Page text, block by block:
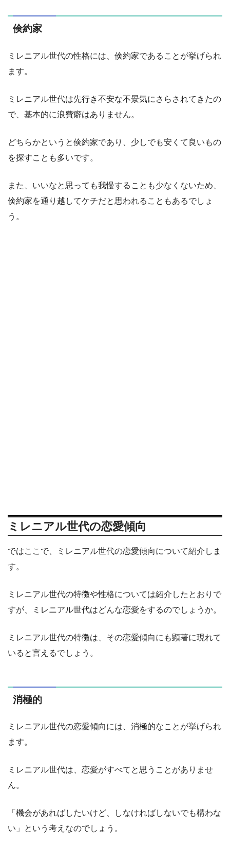
倹約家
ミレニアル世代の性格には、倹約家であることが挙げられ
ます。
ミレニアル世代は先行き不安な不景気にさらされてきたの
で、基本的に浪費癖はありません。
どちらかというと倹約家であり、少しでも安くて良いもの
を探すことも多いです。
また、いいなと思っても我慢することも少なくないため、
倹約家を通り越してケチだと思われることもあるでしょ
う。
ミレニアル世代の恋愛傾向
ではここで、ミレニアル世代の恋愛傾向について紹介しま
す。
ミレニアル世代の特徴や性格については紹介したとおりで
すが、ミレニアル世代はどんな恋愛をするのでしょうか。
ミレニアル世代の特徴は、その恋愛傾向にも顕著に現れて
いると言えるでしょう。
消極的
ミレニアル世代の恋愛傾向には、消極的なことが挙げられ
ます。
ミレニアル世代は、恋愛がすべてと思うことがありませ
ん。
「機会があればしたいけど、しなければしないでも構わな
い」という考えなのでしょう。